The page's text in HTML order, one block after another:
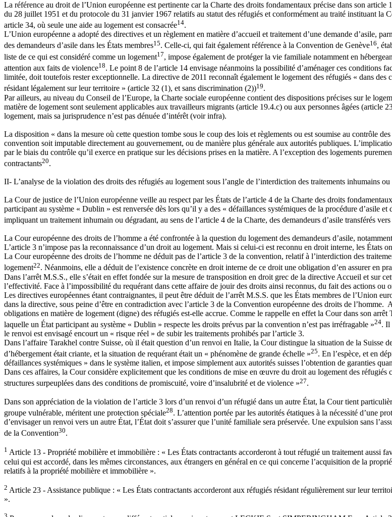
La référence au droit de l’Union européenne est pertinente car la Charte des droits fondamentaux précise dans son
du 28 juillet 1951 et du protocole du 31 janvier 1967 relatifs au statut des réfugiés et conformément au traité instituant la
article 34, où seule une aide au logement est consacrée14.
L’Union européenne a adopté des directives et un règlement en matière d’accueil et traitement d’une demande d’asile,
des demandeurs d’asile dans les États membres15. Celle-ci, qui fait également référence à la Convention de Genève16,
liste de ce qui est considéré comme un logement17, impose également de protéger la vie familiale notamment en
attention aux faits de violence18. Le point 8 de l’article 14 envisage néanmoins la possibilité d’aménager ces conditions
limitée, doit toutefois rester exceptionnelle. La directive de 2011 reconnaît également le logement des réfugiés « dans des
résidant légalement sur leur territoire » (article 32 (1), et sans discrimination (2))19.
Par ailleurs, au niveau du Conseil de l’Europe, la Charte sociale européenne contient des dispositions précises sur le
matière de logement sont seulement applicables aux travailleurs migrants (article 19.4.c) ou aux personnes âgées (article
logement, mais sa jurisprudence n’est pas dénuée d’intérêt (voir infra).
La disposition « dans la mesure où cette question tombe sous le coup des lois et règlements ou est soumise au contrôle
convention soit imputable directement au gouvernement, ou de manière plus générale aux autorités publiques.
par le biais du contrôle qu’il exerce en pratique sur les décisions prises en la matière. A l’exception des logements
contractants20.
II- L’analyse de la violation des droits des réfugiés au logement sous l’angle de l’interdiction des traitements inhumains ou
La Cour de justice de l’Union européenne veille au respect par les États de l’article 4 de la Charte des droits
participant au système « Dublin » est renversée dès lors qu’il y a des « défaillances systémiques de la procédure d’asile
impliquant un traitement inhumain ou dégradant, au sens de l’article 4 de la Charte, des demandeurs d’asile transférés
La Cour européenne des droits de l’homme a été confrontée à la question du logement des demandeurs d’asile,
L’article 3 n’impose pas la reconnaissance d’un droit au logement. Mais si celui-ci est reconnu en droit interne, les États
La Cour européenne des droits de l’homme ne déduit pas de l’article 3 de la convention, relatif à l’interdiction des
logement22. Néanmoins, elle a déduit de l’existence concrète en droit interne de ce droit une obligation d’en assurer en
Dans l’arrêt M.S.S., elle s’était en effet fondée sur la mesure de transposition en droit grec de la directive Accueil et sur
l’effectivité. Face à l’impossibilité du requérant dans cette affaire de jouir des droits ainsi reconnus, du fait des actions
Les directives européennes étant contraignantes, il peut être déduit de l’arrêt M.S.S. que les États membres de l’Union
dans la directive, sous peine d’être en contradiction avec l’article 3 de la Convention européenne des droits de
obligations en matière de logement (digne) des réfugiés est-elle accrue. Comme le rappelle en effet la Cour dans son
laquelle un État participant au système « Dublin » respecte les droits prévus par la convention n’est pas irréfragable »24. Il
le renvoi est envisagé encourt un « risque réel » de subir les traitements prohibés par l’article 3.
Dans l’affaire Tarakhel contre Suisse, où il était question d’un renvoi en Italie, la Cour distingue la situation de la Suisse
d’hébergement était criante, et la situation de requérant était un « phénomène de grande échelle »25. En l’espèce, et en
défaillances systémiques » dans le système italien, et impose simplement aux autorités suisses l’obtention de garanties
Dans ces affaires, la Cour considère explicitement que les conditions de mise en œuvre du droit au logement des réfugiés
structures surpeuplées dans des conditions de promiscuité, voire d’insalubrité et de violence »27.
Dans son appréciation de la violation de l’article 3 lors d’un renvoi d’un réfugié dans un autre État, la Cour tient
groupe vulnérable, méritent une protection spéciale28. L’attention portée par les autorités étatiques à la nécessité d’une
d’envisager un renvoi vers un autre État, l’État doit s’assurer que l’unité familiale sera préservée. Une expulsion sans
de la Convention30.
1 Article 13 - Propriété mobilière et immobilière : « Les États contractants accorderont à tout réfugié un traitement aussi
celui qui est accordé, dans les mêmes circonstances, aux étrangers en général en ce qui concerne l’acquisition de la
relatifs à la propriété mobilière et immobilière ».
2 Article 23 - Assistance publique : « Les États contractants accorderont aux réfugiés résidant régulièrement sur leur
».